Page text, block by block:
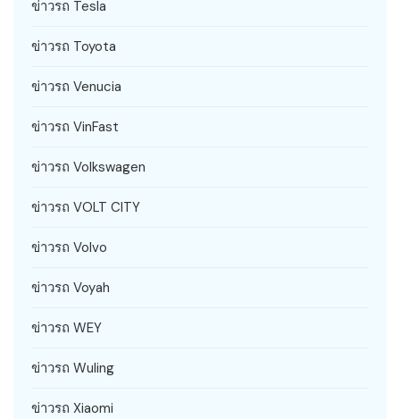
ข่าวรถ Tesla
ข่าวรถ Toyota
ข่าวรถ Venucia
ข่าวรถ VinFast
ข่าวรถ Volkswagen
ข่าวรถ VOLT CITY
ข่าวรถ Volvo
ข่าวรถ Voyah
ข่าวรถ WEY
ข่าวรถ Wuling
ข่าวรถ Xiaomi